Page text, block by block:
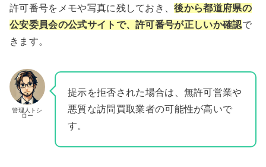
許可番号をメモや写真に残しておき、後から都道府県の
公安委員会の公式サイトで、許可番号が正しいか確認で
きます。
管理人トシ
ロー
提示を拒否された場合は、無許可営業や
悪質な訪問買取業者の可能性が高いで
す。